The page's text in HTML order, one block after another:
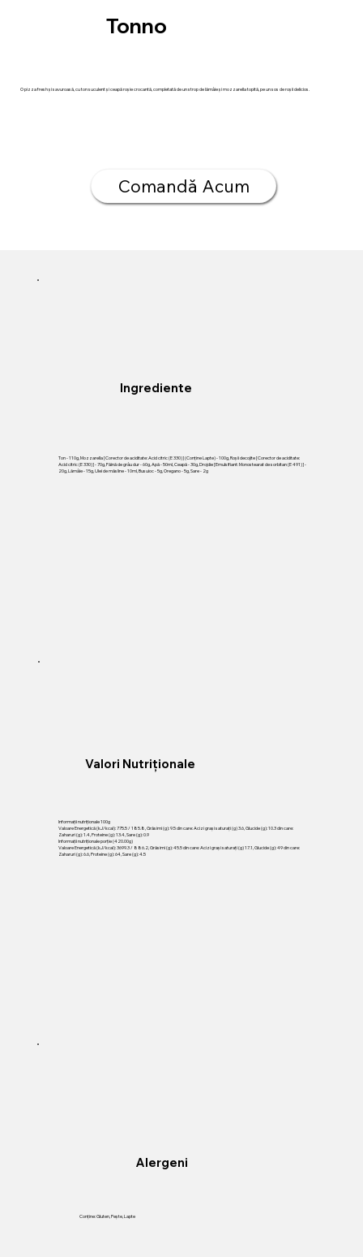
Tonno
O pizza fresh și savuroasă, cu ton suculent și ceapă roșie crocantă, completată de un strop de lămâie și mozzarella topită, pe un sos de roșii delicios.
Comandă Acum
Ingrediente
Ton - 110g, Mozzarella [Corector de aciditate: Acid citric (E 330)] (Conține Lapte) - 100g, Roșii decojite [Corector de aciditate:
Acid citric (E 330)] - 70g, Făină de grâu dur - 60g, Apă - 50ml, Ceapă - 30g, Drojdie [Emulsifiant: Monostearat de sorbitan (E 491)] -
20g, Lămâie - 15g, Ulei de măsline - 10ml, Busuioc - 5g, Oregano - 5g, Sare - 2g
Valori Nutriționale
Informații nutriționale 100g
Valoare Energetică (kJ/kcal): 775.5 / 185.8, Grăsimi (g): 9.5 din care: Acizi grași saturați (g) 3.6, Glucide (g): 10.3 din care:
Zaharuri (g): 1.4, Proteine (g): 13.4, Sare (g): 0.9
Informații nutriționale porție (420.00g)
Valoare Energetică (kJ/kcal): 3699.3 / 886.2, Grăsimi (g): 45.5 din care: Acizi grași saturați (g) 17.1, Glucide (g): 49 din care:
Zaharuri (g): 6.6, Proteine (g): 64, Sare (g): 4.5
Alergeni
Conține: Gluten, Peşte, Lapte